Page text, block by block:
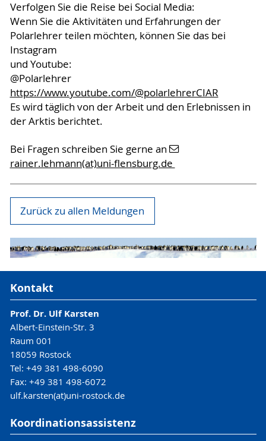
Verfolgen Sie die Reise bei Social Media:
Wenn Sie die Aktivitäten und Erfahrungen der
Polarlehrer teilen möchten, können Sie das bei
Instagram
und Youtube:
@Polarlehrer
https://www.youtube.com/@polarlehrerCIAR
Es wird täglich von der Arbeit und den Erlebnissen in
der Arktis berichtet.
Bei Fragen schreiben Sie gerne an
rainer.lehmann(at)uni-flensburg.de
Zurück zu allen Meldungen
Kontakt
Prof. Dr. Ulf Karsten
Albert-Einstein-Str. 3
Raum 001
18059 Rostock
Tel: +49 381 498-6090
Fax: +49 381 498-6072
ulf.karsten(at)uni-rostock.de
Koordinationsassistenz